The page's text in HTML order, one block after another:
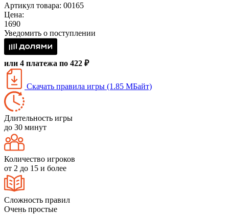
Артикул товара: 00165
Цена:
1690
Уведомить о поступлении
или 4 платежа по 422 ₽
Скачать правила игры (1.85 МБайт)
Длительность игры
до 30 минут
Количество игроков
от 2 до 15 и более
Сложность правил
Очень простые